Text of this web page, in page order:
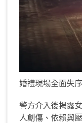
婚禮現場全面失
警方介入後揭露
人創傷、依賴與